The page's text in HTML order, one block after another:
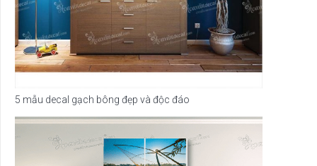
5 mẫu decal gạch bông đẹp và độc đáo